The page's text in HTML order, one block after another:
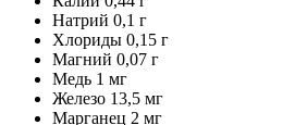
Натрий 0,1 г
Хлориды 0,15 г
Магний 0,07 г
Медь 1 мг
Железо 13,5 мг
Марганец 2 мг